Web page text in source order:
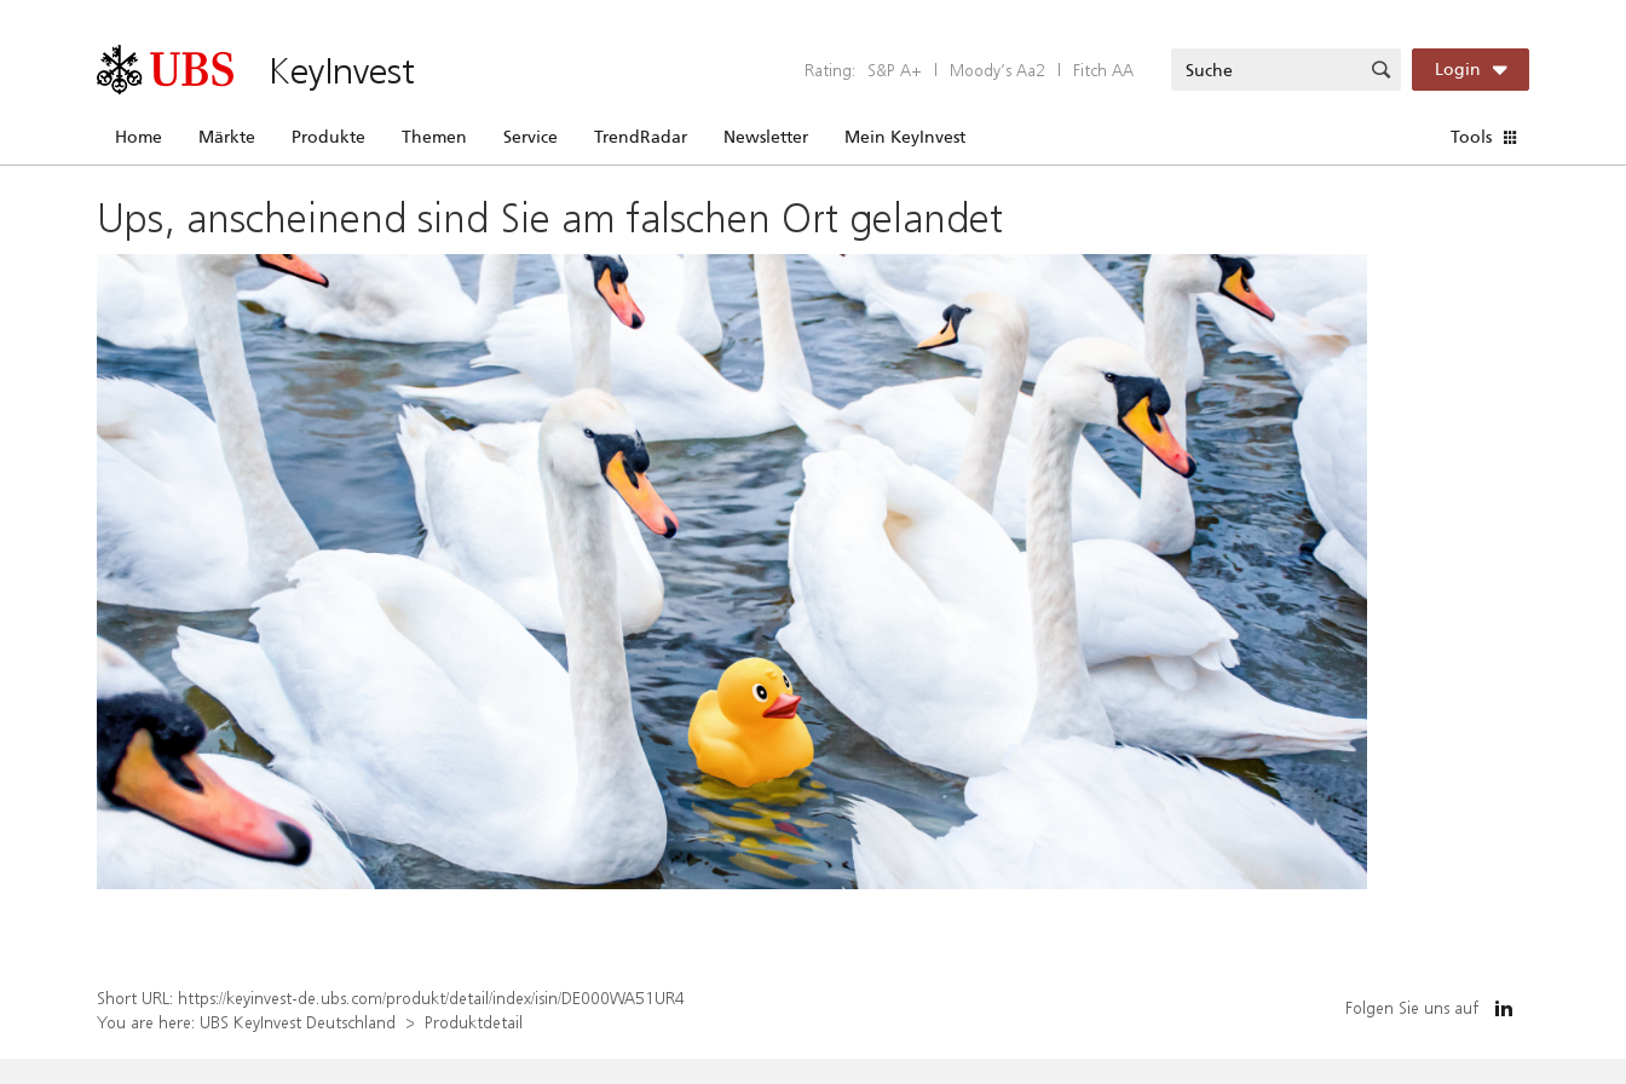
KeyInvest Rating: S&P A+ | Moody’s Aa2 | Fitch AA Login
Home Märkte Produkte Themen Service TrendRadar Newsletter Mein KeyInvest Tools
Ups, anscheinend sind Sie am falschen Ort gelandet
Short URL: https://keyinvest-de.ubs.com/produkt/detail/index/isin/DE000WA51UR4
You are here: UBS KeyInvest Deutschland Produktdetail
Folgen Sie uns auf